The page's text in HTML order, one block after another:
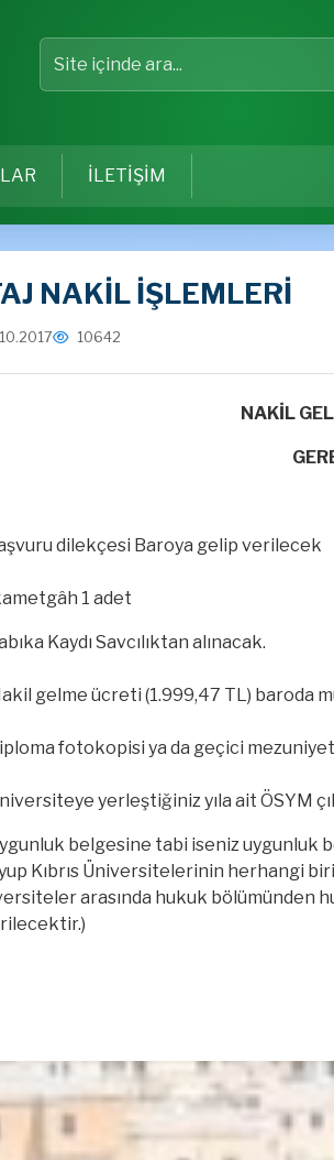
Site içinde ara
İLETİŞİM
NAKİL İŞLEMLERİ
10642
NAKİL
dilekçesi Baroya gelip verilecek
1 adet
Kaydı Savcılıktan alınacak.
gelme ücreti (1.999,47 TL) baroda
fotokopisi ya da geçici mezuniyet
yerleştiğiniz yıla ait ÖSYM
belgesine tabi iseniz uygunluk
Kıbrıs Üniversitelerinin herhangi
arasında hukuk bölümünden